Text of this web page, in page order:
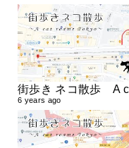
6 years ago